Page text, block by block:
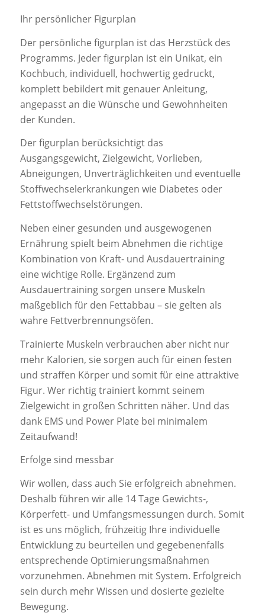
Ihr persönlicher Figurplan
Der persönliche figurplan ist das Herzstück des
Programms. Jeder figurplan ist ein Unikat, ein
Kochbuch, individuell, hochwertig gedruckt,
komplett bebildert mit genauer Anleitung,
angepasst an die Wünsche und Gewohnheiten
der Kunden.
Der figurplan berücksichtigt das
Ausgangsgewicht, Zielgewicht, Vorlieben,
Abneigungen, Unverträglichkeiten und eventuelle
Stoffwechselerkrankungen wie Diabetes oder
Fettstoffwechselstörungen.
Neben einer gesunden und ausgewogenen
Ernährung spielt beim Abnehmen die richtige
Kombination von Kraft- und Ausdauertraining
eine wichtige Rolle. Ergänzend zum
Ausdauertraining sorgen unsere Muskeln
maßgeblich für den Fettabbau – sie gelten als
wahre Fettverbrennungsöfen.
Trainierte Muskeln verbrauchen aber nicht nur
mehr Kalorien, sie sorgen auch für einen festen
und straffen Körper und somit für eine attraktive
Figur. Wer richtig trainiert kommt seinem
Zielgewicht in großen Schritten näher. Und das
dank EMS und Power Plate bei minimalem
Zeitaufwand!
Erfolge sind messbar
Wir wollen, dass auch Sie erfolgreich abnehmen.
Deshalb führen wir alle 14 Tage Gewichts-,
Körperfett- und Umfangsmessungen durch. Somit
ist es uns möglich, frühzeitig Ihre individuelle
Entwicklung zu beurteilen und gegebenenfalls
entsprechende Optimierungsmaßnahmen
vorzunehmen. Abnehmen mit System. Erfolgreich
sein durch mehr Wissen und dosierte gezielte
Bewegung.